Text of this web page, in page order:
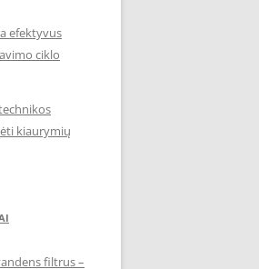
efektyvus
ciklo
kiaurymių
filtrus –